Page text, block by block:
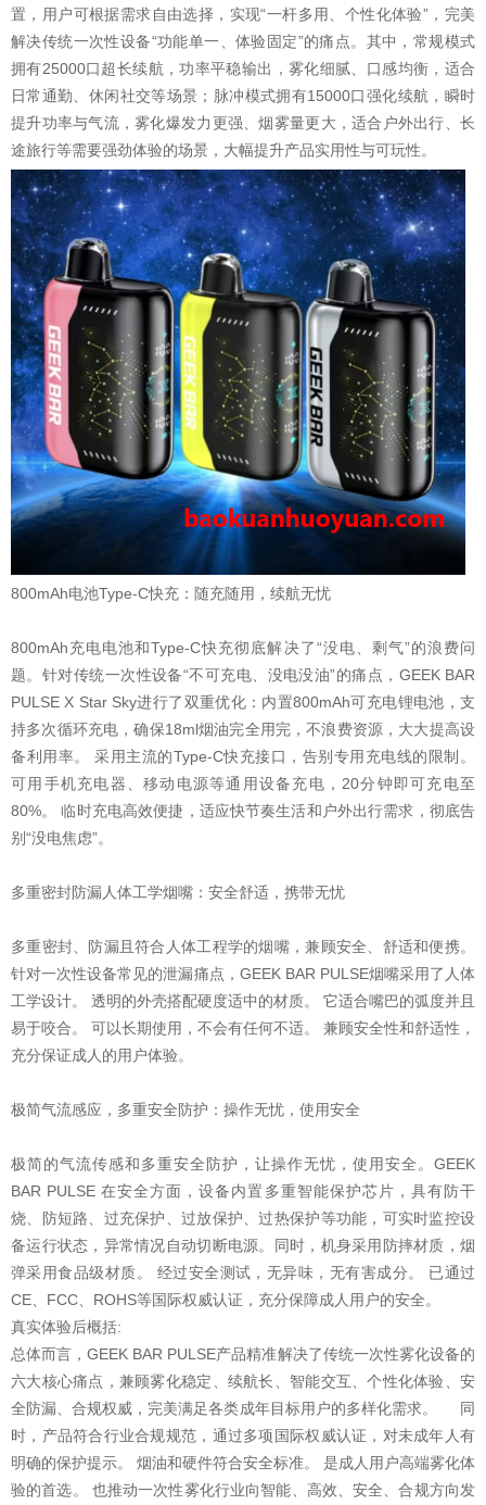
置，用户可根据需求自由选择，实现“一杆多用、个性化体验”，完美
解决传统一次性设备“功能单一、体验固定”的痛点。其中，常规模式
拥有25000口超长续航，功率平稳输出，雾化细腻、口感均衡，适合
日常通勤、休闲社交等场景；脉冲模式拥有15000口强化续航，瞬时
提升功率与气流，雾化爆发力更强、烟雾量更大，适合户外出行、长
途旅行等需要强劲体验的场景，大幅提升产品实用性与可玩性。
800mAh电池Type-C快充：随充随用，续航无忧
800mAh充电电池和Type-C快充彻底解决了“没电、剩气”的浪费问
题。针对传统一次性设备“不可充电、没电没油”的痛点，GEEK BAR
PULSE X Star Sky进行了双重优化：内置800mAh可充电锂电池，支
持多次循环充电，确保18ml烟油完全用完，不浪费资源，大大提高设
备利用率。 采用主流的Type-C快充接口，告别专用充电线的限制。
可用手机充电器、移动电源等通用设备充电，20分钟即可充电至
80%。 临时充电高效便捷，适应快节奏生活和户外出行需求，彻底告
别“没电焦虑”。
多重密封防漏人体工学烟嘴：安全舒适，携带无忧
多重密封、防漏且符合人体工程学的烟嘴，兼顾安全、舒适和便携。
针对一次性设备常见的泄漏痛点，GEEK BAR PULSE烟嘴采用了人体
工学设计。 透明的外壳搭配硬度适中的材质。 它适合嘴巴的弧度并且
易于咬合。 可以长期使用，不会有任何不适。 兼顾安全性和舒适性，
充分保证成人的用户体验。
极简气流感应，多重安全防护：操作无忧，使用安全
极简的气流传感和多重安全防护，让操作无忧，使用安全。GEEK
BAR PULSE 在安全方面，设备内置多重智能保护芯片，具有防干
烧、防短路、过充保护、过放保护、过热保护等功能，可实时监控设
备运行状态，异常情况自动切断电源。同时，机身采用防摔材质，烟
弹采用食品级材质。 经过安全测试，无异味，无有害成分。 已通过
CE、FCC、ROHS等国际权威认证，充分保障成人用户的安全。
真实体验后概括:
总体而言，GEEK BAR PULSE产品精准解决了传统一次性雾化设备的
六大核心痛点，兼顾雾化稳定、续航长、智能交互、个性化体验、安
全防漏、合规权威，完美满足各类成年目标用户的多样化需求。 同
时，产品符合行业合规规范，通过多项国际权威认证，对未成年人有
明确的保护提示。 烟油和硬件符合安全标准。 是成人用户高端雾化体
验的首选。 也推动一次性雾化行业向智能、高效、安全、合规方向发